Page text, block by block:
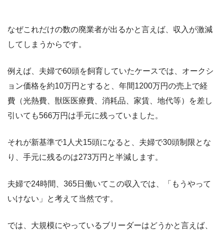
なぜこれだけの数の廃業者が出るかと言えば、収入が激減
してしまうからです。
例えば、夫婦で60頭を飼育していたケースでは、オークシ
ョン価格を約10万円とすると、年間1200万円の売上で経
費（光熱費、獣医医療費、消耗品、家賃、地代等）を差し
引いても566万円は手元に残っていました。
それが新基準で1人犬15頭になると、夫婦で30頭制限とな
り、手元に残るのは273万円と半減します。
夫婦で24時間、365日働いてこの収入では、「もうやって
いけない」と考えて当然です。
では、大規模にやっているブリーダーはどうかと言えば、